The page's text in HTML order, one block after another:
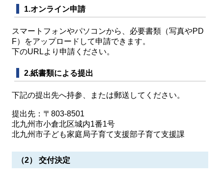
1.オンライン申請
スマートフォンやパソコンから、必要書類（写真やPD
F）をアップロードして申請できます。
下のURLより申請ください。
2.紙書類による提出
下記の提出先へ持参、または郵送してください。
提出先：〒803-8501
北九州市小倉北区城内1番1号
北九州市子ども家庭局子育て支援部子育て支援課
（2） 交付決定